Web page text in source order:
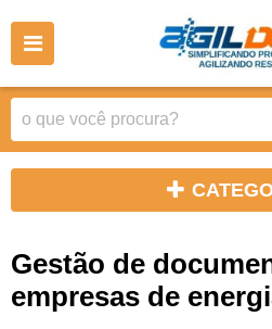
Gestão de
empresas de